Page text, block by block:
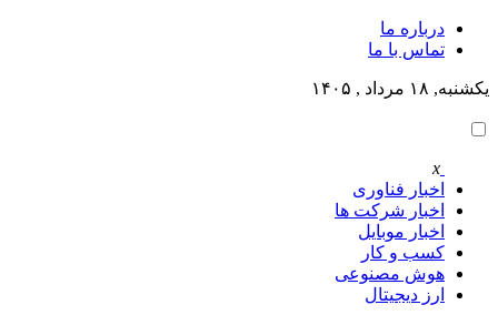
درباره ما
تماس با ما
یکشنبه, ۱۸ مرداد , ۱۴۰۵
x
اخبار فناوری
اخبار شرکت ها
اخبار موبایل
کسب و کار
هوش مصنوعی
ارز دیجیتال